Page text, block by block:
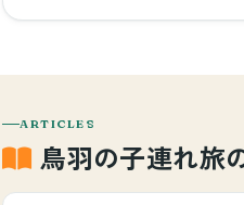
ARTICLES
鳥羽の子連れ旅